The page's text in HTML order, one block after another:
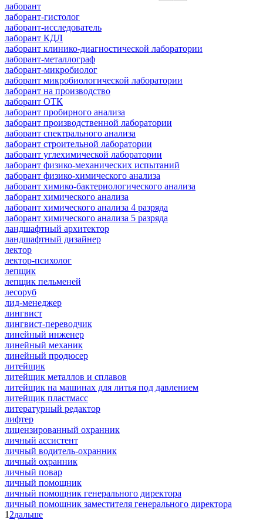
лаборант
лаборант-гистолог
лаборант-исследователь
лаборант КДЛ
лаборант клинико-диагностической лаборатории
лаборант-металлограф
лаборант-микробиолог
лаборант микробиологической лаборатории
лаборант на производство
лаборант ОТК
лаборант пробирного анализа
лаборант производственной лаборатории
лаборант спектрального анализа
лаборант строительной лаборатории
лаборант углехимической лаборатории
лаборант физико-механических испытаний
лаборант физико-химического анализа
лаборант химико-бактериологического анализа
лаборант химического анализа
лаборант химического анализа 4 разряда
лаборант химического анализа 5 разряда
ландшафтный архитектор
ландшафтный дизайнер
лектор
лектор-психолог
лепщик
лепщик пельменей
лесоруб
лид-менеджер
лингвист
лингвист-переводчик
линейный инженер
линейный механик
линейный продюсер
литейщик
литейщик металлов и сплавов
литейщик на машинах для литья под давлением
литейщик пластмасс
литературный редактор
лифтер
лицензированный охранник
личный ассистент
личный водитель-охранник
личный охранник
личный повар
личный помощник
личный помощник генерального директора
личный помощник заместителя генерального директора
1 2дальше